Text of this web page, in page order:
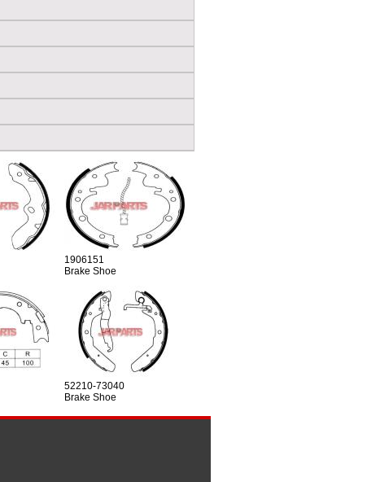
1906151
Brake Shoe
52210-73040
Brake Shoe